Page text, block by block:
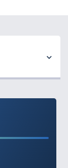
vízben, így
Illetve